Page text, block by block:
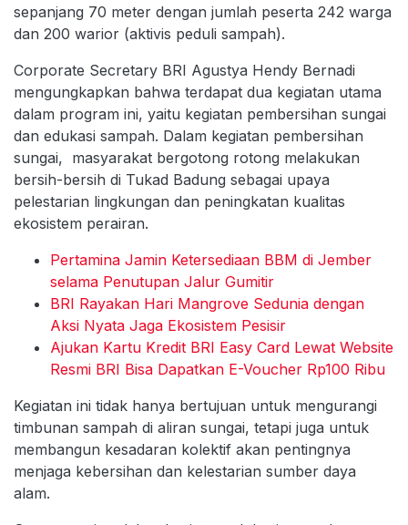
sepanjang 70 meter dengan jumlah peserta 242 warga
dan 200 warior (aktivis peduli sampah).
Corporate Secretary BRI Agustya Hendy Bernadi
mengungkapkan bahwa terdapat dua kegiatan utama
dalam program ini, yaitu kegiatan pembersihan sungai
dan edukasi sampah. Dalam kegiatan pembersihan
sungai, masyarakat bergotong rotong melakukan
bersih-bersih di Tukad Badung sebagai upaya
pelestarian lingkungan dan peningkatan kualitas
ekosistem perairan.
Pertamina Jamin Ketersediaan BBM di Jember
selama Penutupan Jalur Gumitir
BRI Rayakan Hari Mangrove Sedunia dengan
Aksi Nyata Jaga Ekosistem Pesisir
Ajukan Kartu Kredit BRI Easy Card Lewat Website
Resmi BRI Bisa Dapatkan E-Voucher Rp100 Ribu
Kegiatan ini tidak hanya bertujuan untuk mengurangi
timbunan sampah di aliran sungai, tetapi juga untuk
membangun kesadaran kolektif akan pentingnya
menjaga kebersihan dan kelestarian sumber daya
alam.